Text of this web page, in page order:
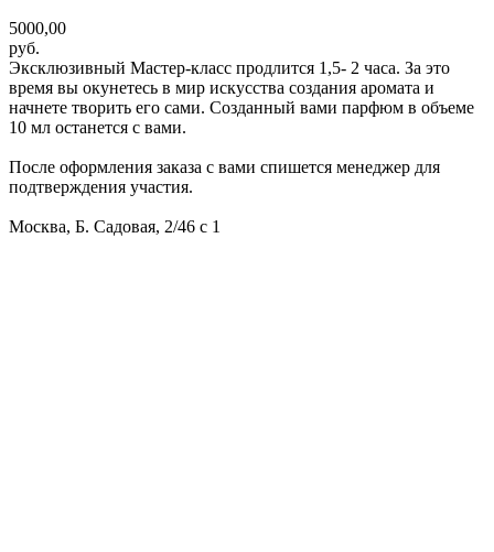
5000,00
руб.
Эксклюзивный Мастер-класс продлится 1,5- 2 часа. За это
время вы окунетесь в мир искусства создания аромата и
начнете творить его сами. Созданный вами парфюм в объеме
10 мл останется с вами.
После оформления заказа с вами спишется менеджер для
подтверждения участия.
Москва, Б. Садовая, 2/46 с 1